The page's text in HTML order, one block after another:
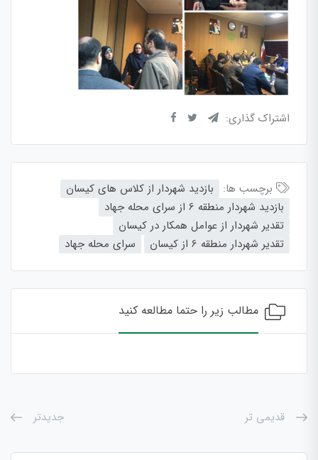
اشتراک گذاری:
برچسب ها:
بازدید شهردار از کلاس های کیسان
بازدید شهردار منطقه 6 از سرای محله جهاد
تقدیر شهردار از عوامل همکار در کیسان
تقدیر شهردار منطقه 6 از کیسان
سرای محله جهاد
مطالب زیر را حتما مطالعه کنید
قدیمی تر جدیدتر